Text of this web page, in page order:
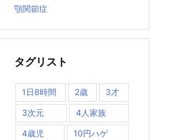
顎関節症
タグリスト
1日8時間 2歳 3才
3次元 4人家族
4歳児 10円ハゲ